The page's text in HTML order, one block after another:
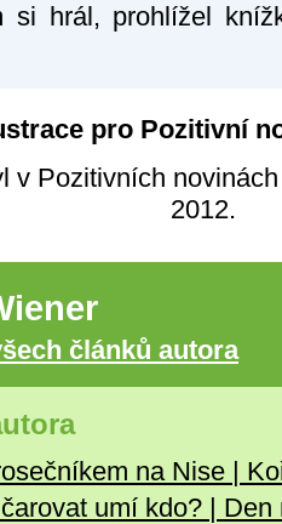
si hrál, prohlížel
pro Pozitivní
v Pozitivních
2012.
článků autora
na Nise |
umí kdo? |